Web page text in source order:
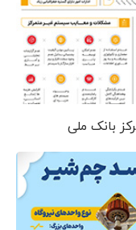
بانک ملی